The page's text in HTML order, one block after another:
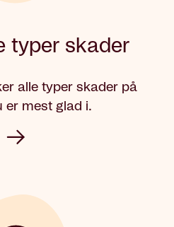
typer skader
alle typer skader på
er mest glad i.